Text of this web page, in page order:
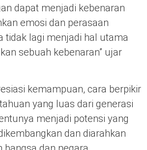
dapat menjadi kebenaran
emosi dan perasaan
tidak lagi menjadi hal utama
sebuah kebenaran” ujar
kemampuan, cara berpikir
yang luas dari generasi
menjadi potensi yang
dan diarahkan